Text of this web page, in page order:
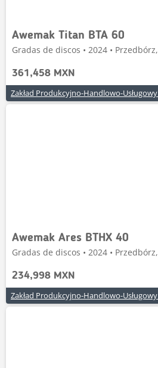
Awemak Titan BTA 60
Gradas de discos • 2024 •
361,458 MXN
Awemak Ares BTHX 40
Gradas de discos • 2024 •
234,998 MXN